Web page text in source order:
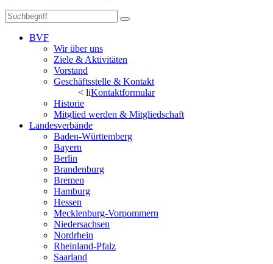
BVF
Wir über uns
Ziele & Aktivitäten
Vorstand
Geschäftsstelle & Kontakt
< liKontaktformular
Historie
Mitglied werden & Mitgliedschaft
Landesverbände
Baden-Württemberg
Bayern
Berlin
Brandenburg
Bremen
Hamburg
Hessen
Mecklenburg-Vorpommern
Niedersachsen
Nordrhein
Rheinland-Pfalz
Saarland